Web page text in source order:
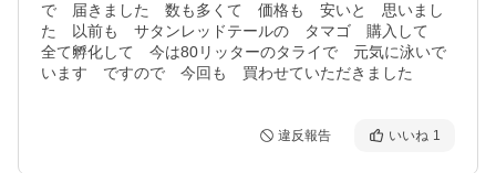
で　届きました　数も多くて　価格も　安いと　思いまし
た　以前も　サタンレッドテールの　タマゴ　購入して
全て孵化して　今は80リッターのタライで　元気に泳いで
います　ですので　今回も　買わせていただきました
違反報告 いいね 1